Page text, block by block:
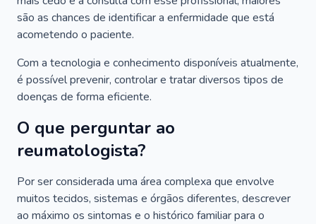
são as chances de identificar a enfermidade que está
acometendo o paciente.
Com a tecnologia e conhecimento disponíveis atualmente,
é possível prevenir, controlar e tratar diversos tipos de
doenças de forma eficiente.
O que perguntar ao
reumatologista?
Por ser considerada uma área complexa que envolve
muitos tecidos, sistemas e órgãos diferentes, descrever
ao máximo os sintomas e o histórico familiar para o